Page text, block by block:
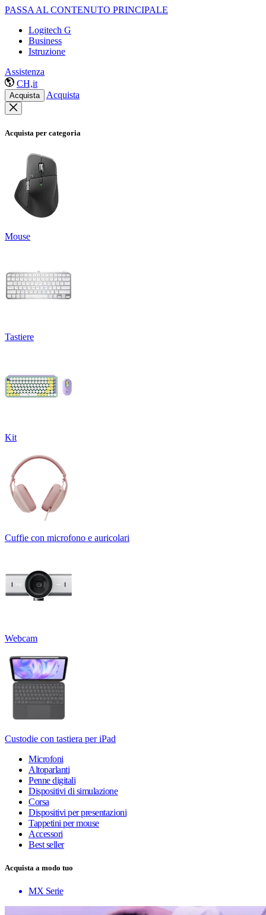
PASSA AL CONTENUTO PRINCIPALE
Logitech G
Business
Istruzione
Assistenza
CH,it
Acquista Acquista
Acquista per categoria
Mouse
Tastiere
Kit
Cuffie con microfono e auricolari
Webcam
Custodie con tastiera per iPad
Microfoni
Altoparlanti
Penne digitali
Dispositivi di simulazione
Corsa
Dispositivi per presentazioni
Tappetini per mouse
Accessori
Best seller
Acquista a modo tuo
MX Serie